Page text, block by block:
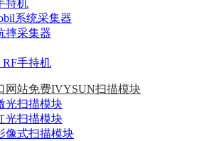
持机
系统采集器
摔采集器
手持机
网站免费IVYSUN扫描模块
光扫描模块
光扫描模块
像式扫描模块